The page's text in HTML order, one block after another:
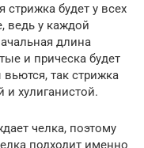
стрижка будет у всех
ведь у каждой
длина
и прическа будет
так стрижка
и хулиганистой.
челка, поэтому
подходит именно